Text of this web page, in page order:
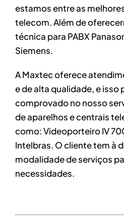
estamos entre as
telecom. Além de
técnica para PABX
Siemens.
A Maxtec oferece
e de alta qualidade, e isso
comprovado no nosso
de aparelhos e centrais
como: Videoporteiro IV
Intelbras. O cliente tem à
modalidade de serviços
necessidades.